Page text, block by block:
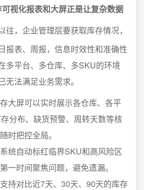
视化报表和大屏正是让复杂数据
往，企业管理层要获取库存情况，
报表、周报，信息时效性和准确性
多平台、多仓库、多SKU的环境
无法满足业务需求。
大屏可以实时展示各仓库、各平
分布、缺货预警、周转天数等核
时把控全局。
统自动标红临界SKU和高风险区
一时间聚焦问题，避免遗漏。
持对比近7天、30天、90天的库存